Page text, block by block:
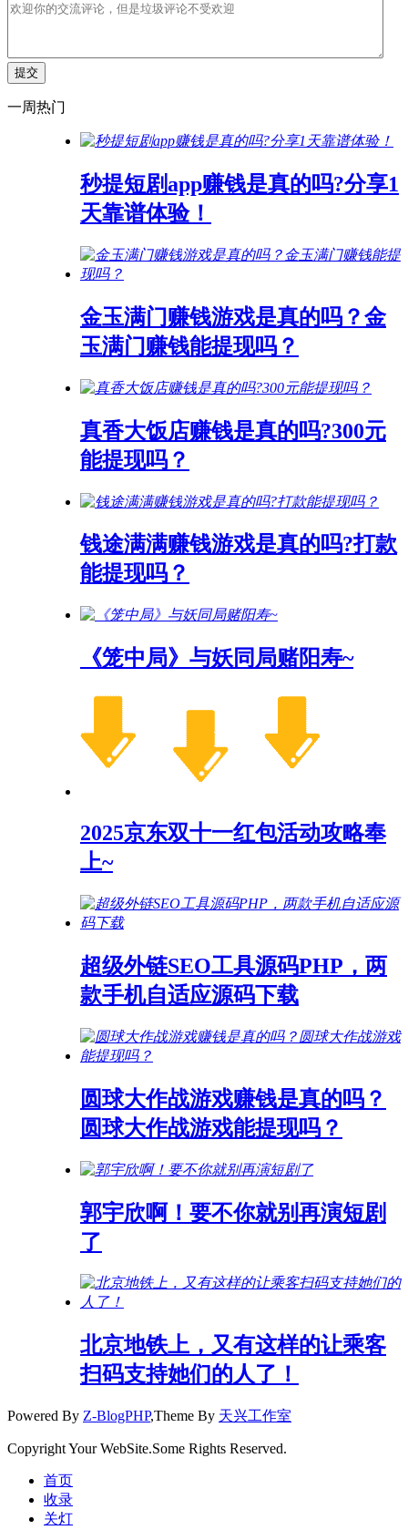
一周热门
秒提短剧app赚钱是真的吗?分享1
天靠谱体验！
金玉满门赚钱游戏是真的吗？金
玉满门赚钱能提现吗？
真香大饭店赚钱是真的吗?300元
能提现吗？
钱途满满赚钱游戏是真的吗?打款
能提现吗？
《笼中局》与妖同局赌阳寿~
2025京东双十一红包活动攻略奉
上~
超级外链SEO工具源码PHP，两
款手机自适应源码下载
圆球大作战游戏赚钱是真的吗？
圆球大作战游戏能提现吗？
郭宇欣啊！要不你就别再演短剧
了
北京地铁上，又有这样的让乘客
扫码支持她们的人了！
Powered By Z-BlogPHP,Theme By 天兴工作室
Copyright Your WebSite.Some Rights Reserved.
首页
收录
关灯